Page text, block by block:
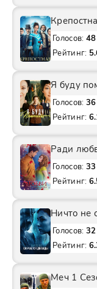
Голосов: 48
Рейтинг:
Я буду
Голосов: 36
Рейтинг:
Ради
Голосов: 33
Рейтинг:
Ничто не
Голосов: 32
Рейтинг:
Меч 1